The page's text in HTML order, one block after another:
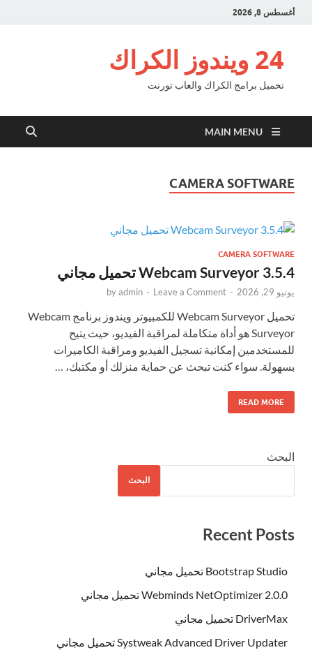
أغسطس 8, 2026
24 ويندوز الكراك
تحميل برامج الكراك والعاب تورنت
MAIN MENU
CAMERA SOFTWARE
CAMERA SOFTWARE
Webcam Surveyor 3.5.4 تحميل مجاني
يونيو 29, 2026 -
byadmin - Leave a Comment
تحميل Webcam Surveyor للكمبيوتر ويندوز برنامج Webcam
Surveyor هو أداة متكاملة لمراقبة الفيديو، حيث يتيح
للمستخدمين إمكانية تسجيل الفيديو ومراقبة الكاميرات
بسهولة. سواء كنت تبحث عن حماية منزلك أو مكتبك، …
READ MORE
البحث
البحث
Recent Posts
Bootstrap Studio تحميل مجاني
Webminds NetOptimizer 2.0.0 تحميل مجاني
DriverMax تحميل مجاني
Systweak Advanced Driver Updater تحميل مجاني